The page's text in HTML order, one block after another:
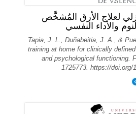
لعلاج الأرق المُشخَّص
والأداء النفسي
Tapia, J. L., Duñabeitia, J. A., &
training at home for clinically
and psychological functioning.
1725773. https://doi.org/